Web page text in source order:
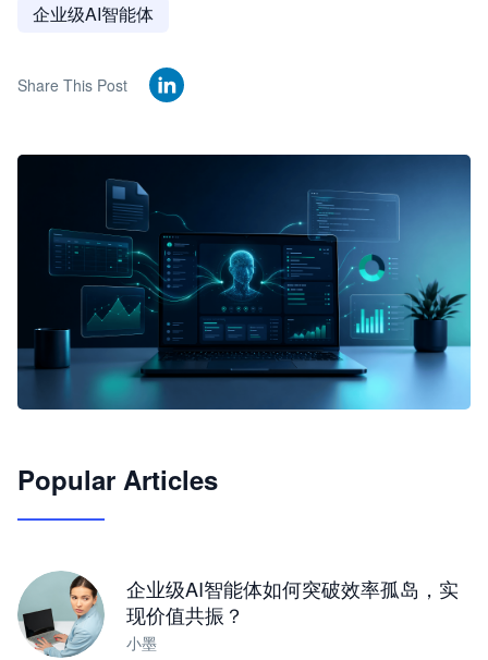
企业级AI智能体
Share This Post
JimoClaw 桌面 AI Agent 工作台
Popular Articles
企业级AI智能体如何突破效率孤岛，实
现价值共振？
小墨